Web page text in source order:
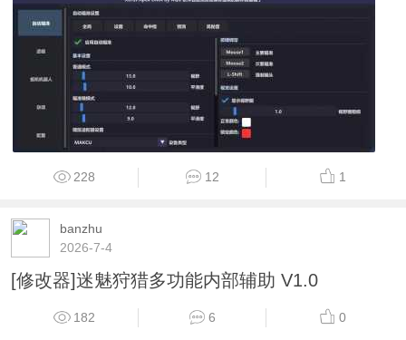
228 12 1
banzhu
2026-7-4
[修改器]迷魅狩猎多功能内部辅助 V1.0
182 6 0